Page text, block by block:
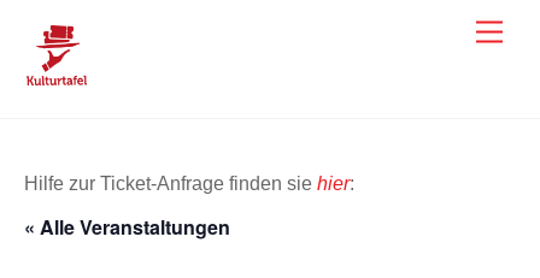
content
Hilfe zur Ticket-Anfrage finden sie hier:
« Alle Veranstaltungen